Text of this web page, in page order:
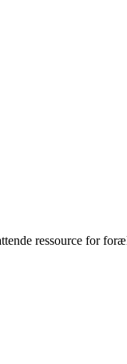
ressource for